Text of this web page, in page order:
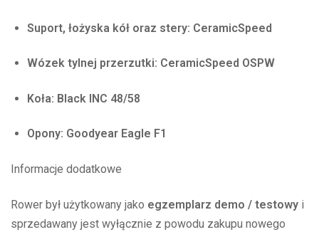
Suport, łożyska kół oraz stery: CeramicSpeed
Wózek tylnej przerzutki: CeramicSpeed OSPW
Koła: Black INC 48/58
Opony: Goodyear Eagle F1
Informacje dodatkowe
Rower był użytkowany jako egzemplarz demo / testowy i
sprzedawany jest wyłącznie z powodu zakupu nowego